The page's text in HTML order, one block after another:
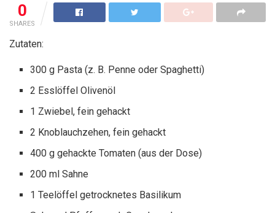
0
SHARES
Zutaten:
300 g Pasta (z. B. Penne oder Spaghetti)
2 Esslöffel Olivenöl
1 Zwiebel, fein gehackt
2 Knoblauchzehen, fein gehackt
400 g gehackte Tomaten (aus der Dose)
200 ml Sahne
1 Teelöffel getrocknetes Basilikum